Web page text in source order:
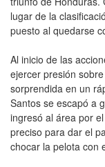
lugar de la
puesto al quedarse
Al inicio de las
ejercer presión
sorprendida en un
Santos se escapó a
ingresó al área por
preciso para dar el
chocar la pelota con